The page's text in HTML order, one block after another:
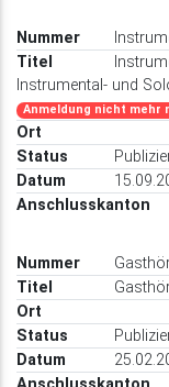
Instrumental- und
Anmeldung nicht mehr